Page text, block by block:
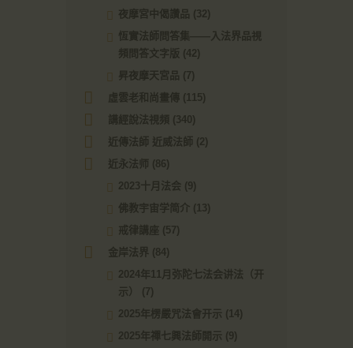
夜摩宮中偈讚品 (32)
恆實法師問答集——入法界品視
頻問答文字版 (42)
昇夜摩天宮品 (7)
虛雲老和尚畫傳 (115)
講經說法視頻
(340)
近傳法師 近威法師 (2)
近永法师
(86)
2023十月法会 (9)
佛教宇宙学简介 (13)
戒律講座 (57)
金岸法界 (84)
2024年11月弥陀七法会讲法（开
示）
(7)
2025年楞嚴咒法會开示 (14)
2025年禪七興法師開示 (9)